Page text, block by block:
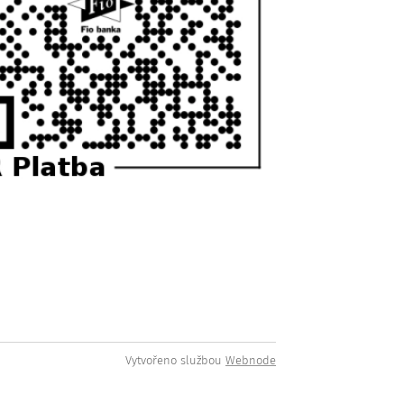
Vytvořeno službou Webnode